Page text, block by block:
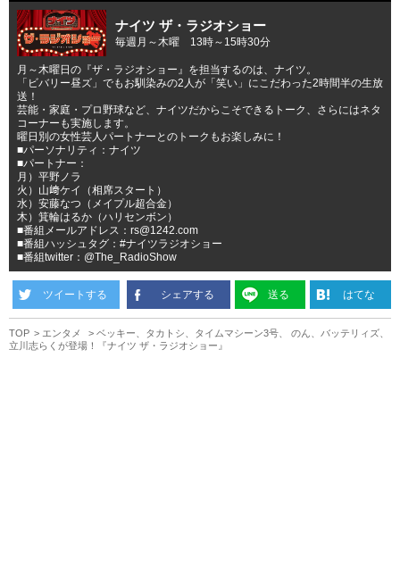
ナイツ ザ・ラジオショー
毎週月～木曜 13時～15時30分
月～木曜日の『ザ・ラジオショー』を担当するのは、ナイツ。
「ビバリー昼ズ」でもお馴染みの2人が「笑い」にこだわった2時間半の生放
送！
芸能・家庭・プロ野球など、ナイツだからこそできるトーク、さらにはネタ
コーナーも実施します。
曜日別の女性芸人パートナーとのトークもお楽しみに！
■パーソナリティ：ナイツ
■パートナー：
月）平野ノラ
火）山﨑ケイ（相席スタート）
水）安藤なつ（メイプル超合金）
木）箕輪はるか（ハリセンボン）
■番組メールアドレス：rs@1242.com
■番組ハッシュタグ：#ナイツラジオショー
■番組twitter：@The_RadioShow
ツイートする シェアする 送る はてな
TOP エンタメ
ベッキー、タカトシ、タイムマシーン3号、 のん、バッテリィズ、
立川志らくが登場！『ナイツ ザ・ラジオショー』